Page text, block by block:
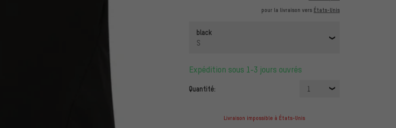
pour la livraison vers États-Unis
black
S
Expédition sous 1-3 jours ouvrés
Quantité: 1
Livraison impossible à États-Unis